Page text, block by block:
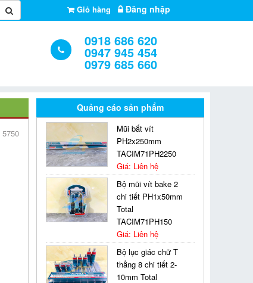
Giỏ hàng Đăng nhập
0918 686 620
0947 945 454
0979 685 660
5750
Quảng cáo sản phẩm
Mũi bắt vít
PH2x250mm
TACIM71PH2250
Giá: Liên hệ
Bộ mũi vít bake 2
chi tiết PH1x50mm
Total
TACIM71PH150
Giá: Liên hệ
Bộ lục giác chữ T
thẳng 8 chi tiết 2-
10mm Total